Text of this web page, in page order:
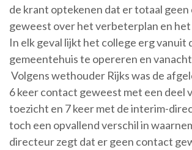
de krant optekenen dat er totaal geen
geweest over het verbeterplan en
In elk geval lijkt het college erg vanuit
gemeentehuis te opereren en
Volgens wethouder Rijks was de
6 keer contact geweest met een deel
toezicht en 7 keer met de interim-
toch een opvallend verschil in
directeur zegt dat er geen contact